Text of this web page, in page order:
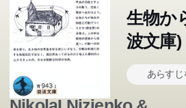
生物か
波文庫)
あらすじ